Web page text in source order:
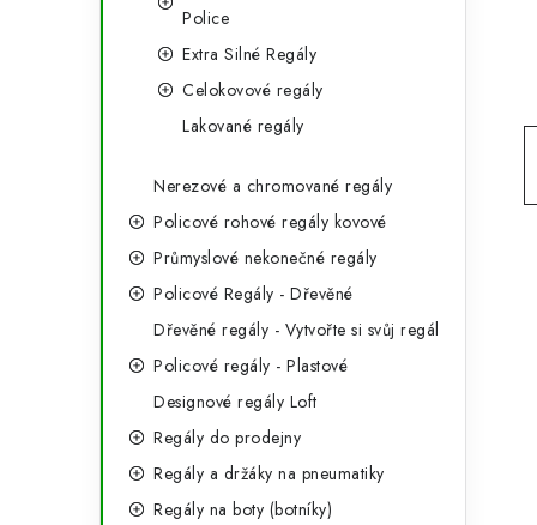
Police
Extra Silné Regály
Celokovové regály
Lakované regály
Nerezové a chromované regály
Policové rohové regály kovové
Průmyslové nekonečné regály
Policové Regály - Dřevěné
Dřevěné regály - Vytvořte si svůj regál
Policové regály - Plastové
Designové regály Loft
Regály do prodejny
Regály a držáky na pneumatiky
Regály na boty (botníky)